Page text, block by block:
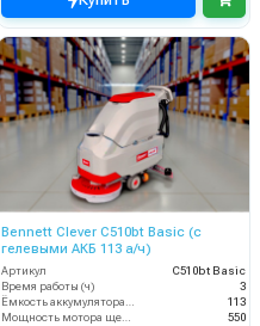
Bennett Clever C510bt Basic (с
гелевыми АКБ 113 а/ч)
Артикул
C510bt Basic
Время работы (ч)
3
Ёмкость аккумулятора (Ач)
113
Мощность мотора щеток
550